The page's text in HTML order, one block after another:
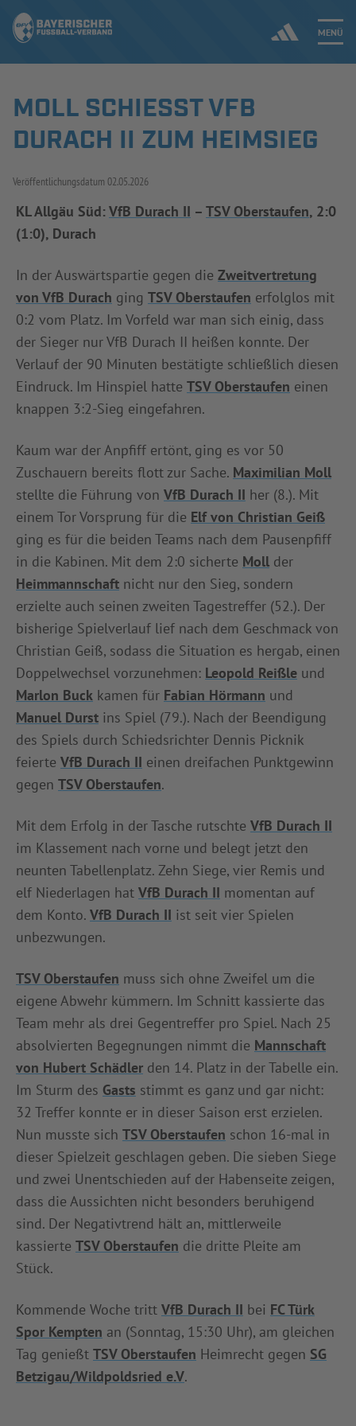
MENÜ
Jetzt einloggen
SPIELBETRIEB & VERBANDSLEBEN
AUSBILDUNG & FÖRDERUNG
DER VERBAND
SPIELPLUS
MOLL SCHIESST VFB D
URACH II ZUM HEIMSIEG
Veröffentlichungsdatum 02.05.2026
KL Allgäu Süd: VfB Durach II – TSV Oberstaufen, 2:0
(1:0), Durach
In der Auswärtspartie gegen die Zweitvertretung
von VfB Durach ging TSV Oberstaufen erfolglos mit
0:2 vom Platz. Im Vorfeld war man sich einig, dass
der Sieger nur VfB Durach II heißen konnte. Der
Verlauf der 90 Minuten bestätigte schließlich diesen
Eindruck. Im Hinspiel hatte TSV Oberstaufen einen
knappen 3:2-Sieg eingefahren.
Kaum war der Anpfiff ertönt, ging es vor 50
Zuschauern bereits flott zur Sache. Maximilian Moll
stellte die Führung von VfB Durach II her (8.). Mit
einem Tor Vorsprung für die Elf von Christian Geiß
ging es für die beiden Teams nach dem Pausenpfiff
in die Kabinen. Mit dem 2:0 sicherte Moll der
Heimmannschaft nicht nur den Sieg, sondern
erzielte auch seinen zweiten Tagestreffer (52.). Der
bisherige Spielverlauf lief nach dem Geschmack von
Christian Geiß, sodass die Situation es hergab, einen
Doppelwechsel vorzunehmen: Leopold Reißle und
Marlon Buck kamen für Fabian Hörmann und
Manuel Durst ins Spiel (79.). Nach der Beendigung
des Spiels durch Schiedsrichter Dennis Picknik
feierte VfB Durach II einen dreifachen Punktgewinn
gegen TSV Oberstaufen.
Mit dem Erfolg in der Tasche rutschte VfB Durach II
im Klassement nach vorne und belegt jetzt den
neunten Tabellenplatz. Zehn Siege, vier Remis und
elf Niederlagen hat VfB Durach II momentan auf
dem Konto. VfB Durach II ist seit vier Spielen
unbezwungen.
TSV Oberstaufen muss sich ohne Zweifel um die
eigene Abwehr kümmern. Im Schnitt kassierte das
Team mehr als drei Gegentreffer pro Spiel. Nach 25
absolvierten Begegnungen nimmt die Mannschaft
von Hubert Schädler den 14. Platz in der Tabelle ein.
Im Sturm des Gasts stimmt es ganz und gar nicht:
32 Treffer konnte er in dieser Saison erst erzielen.
Nun musste sich TSV Oberstaufen schon 16-mal in
dieser Spielzeit geschlagen geben. Die sieben Siege
und zwei Unentschieden auf der Habenseite zeigen,
dass die Aussichten nicht besonders beruhigend
sind. Der Negativtrend hält an, mittlerweile
kassierte TSV Oberstaufen die dritte Pleite am
Stück.
Kommende Woche tritt VfB Durach II bei FC Türk
Spor Kempten an (Sonntag, 15:30 Uhr), am gleichen
Tag genießt TSV Oberstaufen Heimrecht gegen SG
Betzigau/Wildpoldsried e.V.